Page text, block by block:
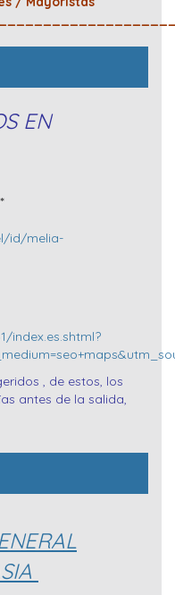
EN
id/melia-
index.es.shtml?
, de estos, los
antes de la salida,